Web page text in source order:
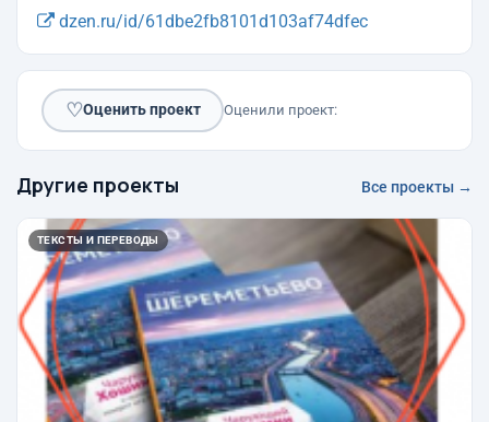
dzen.ru/id/61dbe2fb8101d103af74dfec
♡Оценить проект Оценили проект:
Другие проекты Все проекты →
ТЕКСТЫ И ПЕРЕВОДЫ